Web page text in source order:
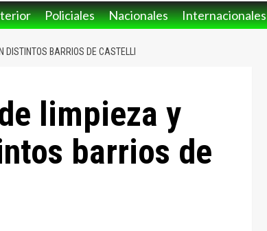
Policiales Nacionales Internacionales
BARRIOS DE CASTELLI
limpieza y
barrios de